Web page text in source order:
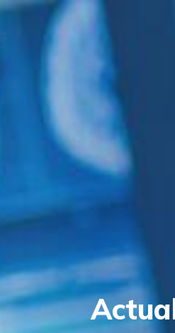
Panneau de gestion des cookies